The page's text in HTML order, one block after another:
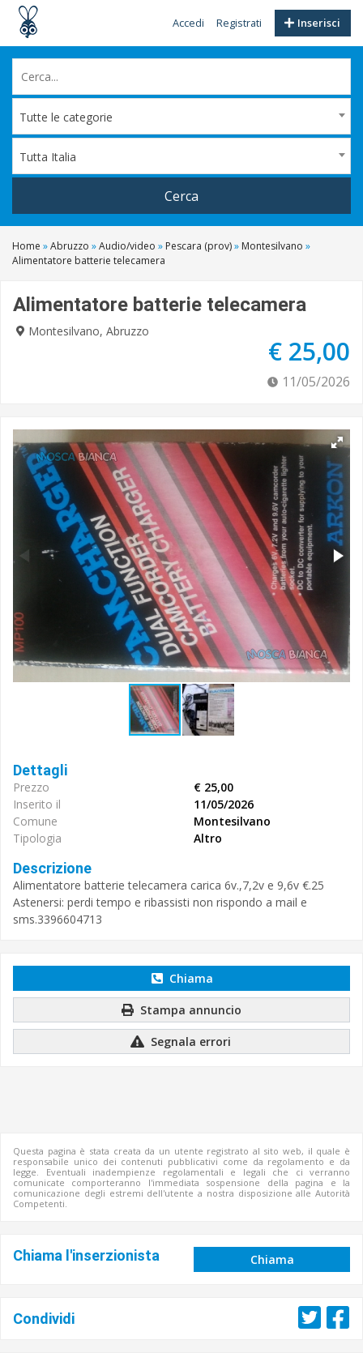
Inserisci
Accedi Registrati
Tutte le categorie
Tutta Italia
Cerca
Home »Abruzzo »Audio/video » Pescara (prov)» Montesilvano »
Alimentatore batterie telecamera
Alimentatore batterie telecamera
Montesilvano, Abruzzo
€ 25,00
11/05/2026
Dettagli
Prezzo
€ 25,00
Inserito il
11/05/2026
Comune
Montesilvano
Tipologia
Altro
Descrizione
Alimentatore batterie telecamera carica 6v.,7,2v e 9,6v €.25
Astenersi: perdi tempo e ribassisti non rispondo a mail e
sms.3396604713
Chiama
Stampa annuncio
Segnala errori
Questa pagina è stata creata da un utente registrato al sito web, il quale è
responsabile unico dei contenuti pubblicativi come da regolamento e da
legge. Eventuali inadempienze regolamentali e legali che ci verranno
comunicate comporteranno l'immediata sospensione della pagina e la
comunicazione degli estremi dell'utente a nostra disposizione alle Autorità
Competenti.
Chiama l'inserzionista Chiama
Condividi